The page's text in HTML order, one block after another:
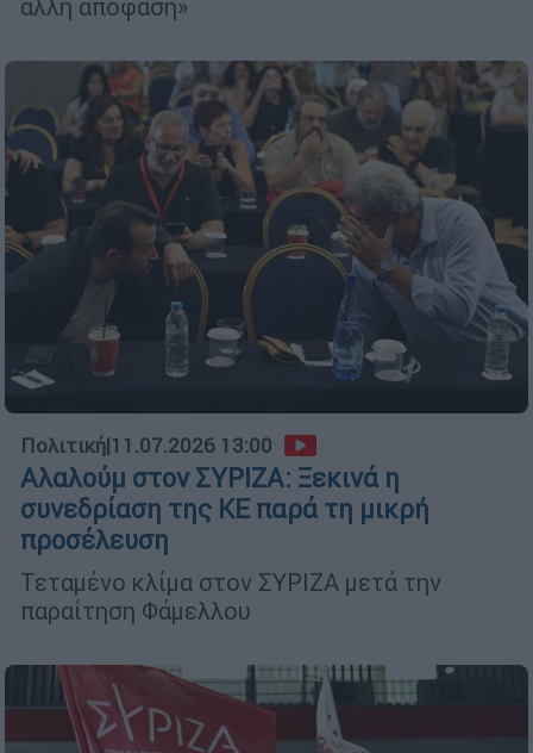
άλλη απόφαση»
Πολιτική|11.07.2026 13:00
Αλαλούμ στον ΣΥΡΙΖΑ: Ξεκινά η
συνεδρίαση της ΚΕ παρά τη μικρή
προσέλευση
Τεταμένο κλίμα στον ΣΥΡΙΖΑ μετά την
παραίτηση Φάμελλου